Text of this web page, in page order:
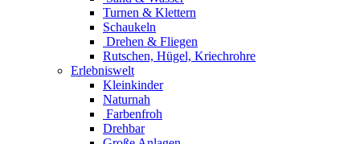
Turnen & Klettern
Schaukeln
Drehen & Fliegen
Rutschen, Hügel, Kriechrohre
Erlebniswelt
Kleinkinder
Naturnah
Farbenfroh
Drehbar